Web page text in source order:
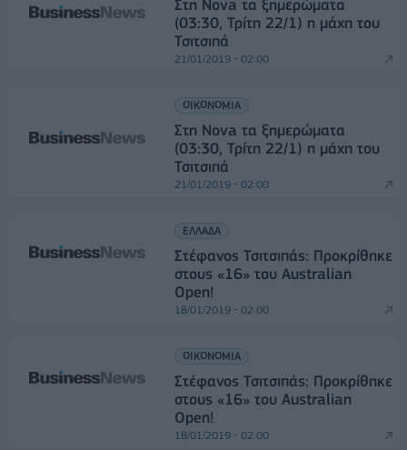
Στη Nova τα ξημερώματα
(03:30, Τρίτη 22/1) η μάχη του
Τσιτσιπά
21/01/2019 - 02:00
ΟΙΚΟΝΟΜΙΑ
Στη Nova τα ξημερώματα
(03:30, Τρίτη 22/1) η μάχη του
Τσιτσιπά
21/01/2019 - 02:00
ΕΛΛΑΔΑ
Στέφανος Τσιτσιπάς: Προκρίθηκε
στους «16» του Australian
Open!
18/01/2019 - 02:00
ΟΙΚΟΝΟΜΙΑ
Στέφανος Τσιτσιπάς: Προκρίθηκε
στους «16» του Australian
Open!
18/01/2019 - 02:00